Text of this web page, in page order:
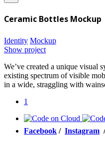
Ceramic Bottles Mockup
Identity Mockup
Show project
We’ve created a unique visual
existing spectrum of visible
in a wide, straggling with
1
Facebook / Instagram